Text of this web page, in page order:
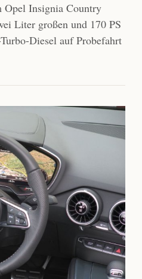
Opel Insignia Country
Liter großen und 170 PS
Diesel auf Probefahrt